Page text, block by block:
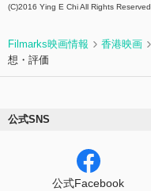
(C)2016 Ying E Chi All Rights Reserved.
Filmarks映画情報 香港映画
想・評価
公式SNS
公式Facebook